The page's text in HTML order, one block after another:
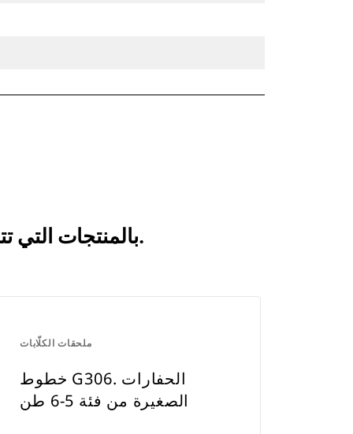
انظر كيف يقارن خطوط G206 وTRS6 بالمنتجات التي تتم مقارنتها بشكل متكرر.
ملحقات الكلّابات
خطوط G306. الحفارات
الصغيرة من فئة 5-6 طن